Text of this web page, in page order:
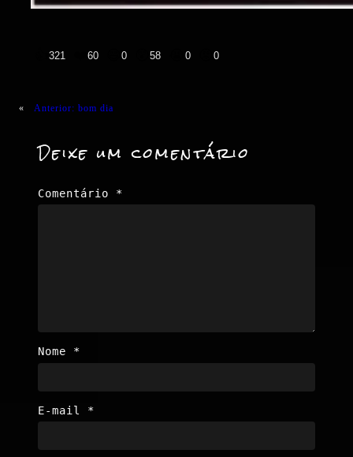
321 60 0 58 0 0
« Anterior: bom dia
Deixe um comentário
Comentário *
Nome *
E-mail *